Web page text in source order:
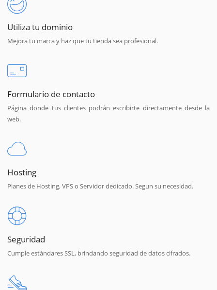
Utiliza tu dominio
Mejora tu marca y haz que tu tienda sea profesional.
Formulario de contacto
Página donde tus clientes podrán escribirte directamente desde la
web.
Hosting
Planes de Hosting, VPS o Servidor dedicado. Segun su necesidad.
Seguridad
Cumple estándares SSL, brindando seguridad de datos cifrados.